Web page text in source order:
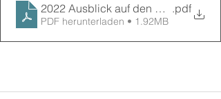
2022 Ausblick auf den deutschen
.pdf
PDF herunterladen • 1.92MB